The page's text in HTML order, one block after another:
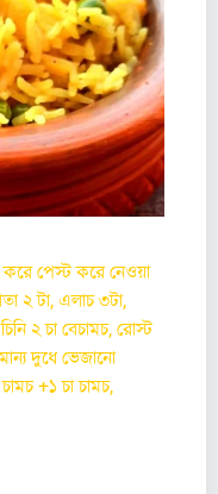
করে পেস্ট করে নেওয়া
২ টা, এলাচ ৩টা,
২ চা বেচামচ, রোস্ট
দুধে ভেজানো
+১ চা চামচ,